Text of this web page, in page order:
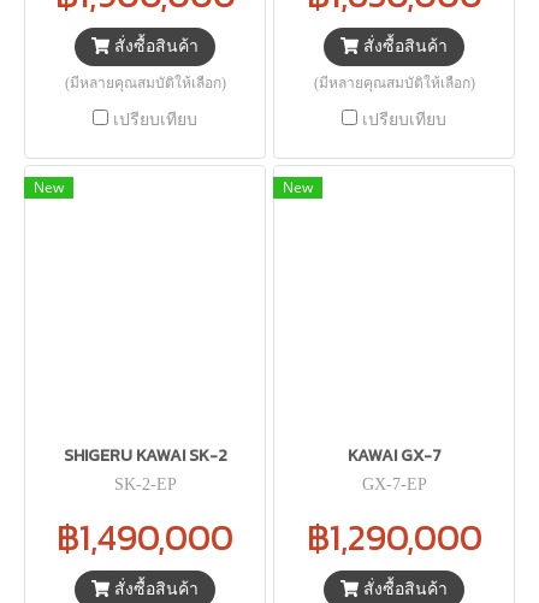
สั่งซื้อสินค้า
(มีหลายคุณสมบัติให้เลือก)
เปรียบเทียบ
สั่งซื้อสินค้า
(มีหลายคุณสมบัติให้เลือก)
เปรียบเทียบ
New
SHIGERU KAWAI SK-2
SK-2-EP
฿1,490,000
สั่งซื้อสินค้า
New
KAWAI GX-7
GX-7-EP
฿1,290,000
สั่งซื้อสินค้า